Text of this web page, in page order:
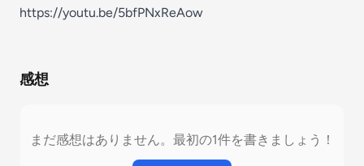
https://youtu.be/5bfPNxReAow
感想
まだ感想はありません。最初の1件を書きましょう！